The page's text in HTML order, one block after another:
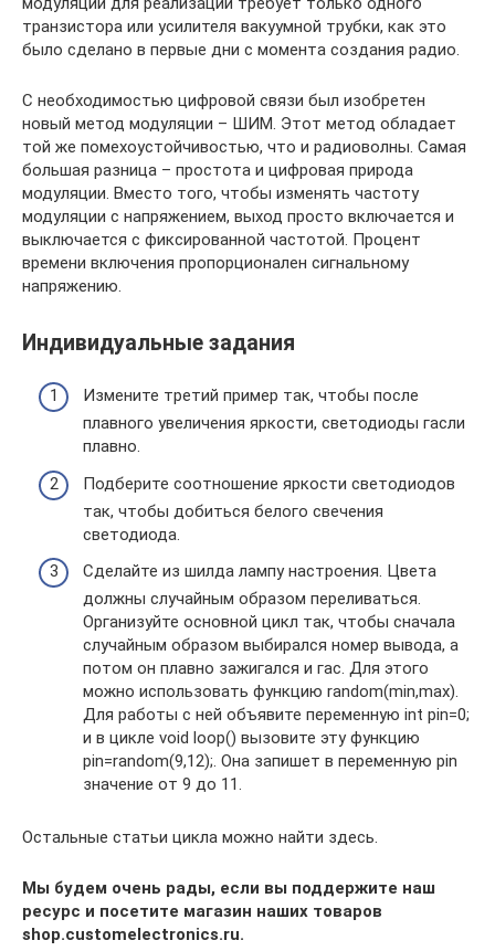
транзистора или усилителя вакуумной трубки, как это
было сделано в первые дни с момента создания радио.
С необходимостью цифровой связи был изобретен
новый метод модуляции – ШИМ. Этот метод обладает
той же помехоустойчивостью, что и радиоволны. Самая
большая разница – простота и цифровая природа
модуляции. Вместо того, чтобы изменять частоту
модуляции с напряжением, выход просто включается и
выключается с фиксированной частотой. Процент
времени включения пропорционален сигнальному
напряжению.
Индивидуальные задания
Измените третий пример так, чтобы после
плавного увеличения яркости, светодиоды гасли
плавно.
Подберите соотношение яркости светодиодов
так, чтобы добиться белого свечения
светодиода.
Сделайте из шилда лампу настроения. Цвета
должны случайным образом переливаться.
Организуйте основной цикл так, чтобы сначала
случайным образом выбирался номер вывода, а
потом он плавно зажигался и гас. Для этого
можно использовать функцию random(min,max).
Для работы с ней объявите переменную int pin=0;
и в цикле void loop() вызовите эту функцию
pin=random(9,12);. Она запишет в переменную pin
значение от 9 до 11.
Остальные статьи цикла можно найти здесь.
Мы будем очень рады, если вы поддержите наш
ресурс и посетите магазин наших товаров
shop.customelectronics.ru.